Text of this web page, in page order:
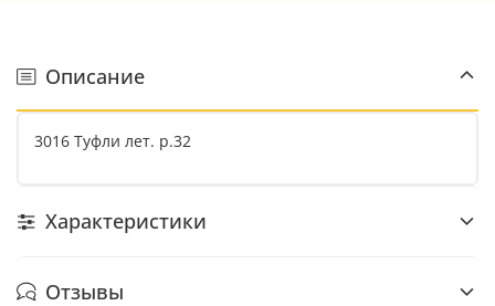
Описание
3016 Туфли лет. р.32
Характеристики
Отзывы